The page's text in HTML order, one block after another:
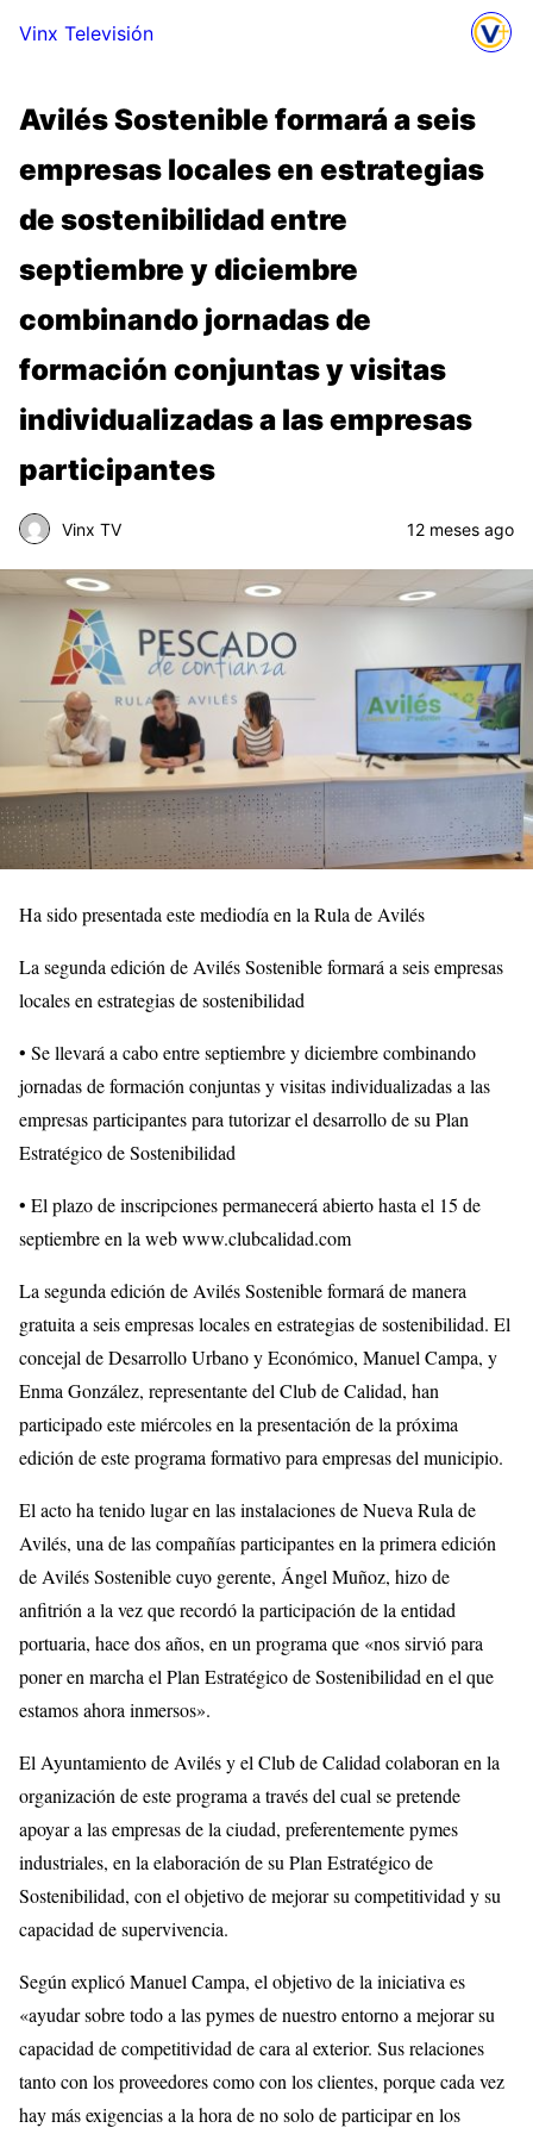
Vinx Televisión
Avilés Sostenible formará a seis
empresas locales en estrategias
de sostenibilidad entre
septiembre y diciembre
combinando jornadas de
formación conjuntas y visitas
individualizadas a las empresas
participantes
Vinx TV 12 meses ago
Ha sido presentada este mediodía en la Rula de Avilés
La segunda edición de Avilés Sostenible formará a seis empresas
locales en estrategias de sostenibilidad
• Se llevará a cabo entre septiembre y diciembre combinando
jornadas de formación conjuntas y visitas individualizadas a las
empresas participantes para tutorizar el desarrollo de su Plan
Estratégico de Sostenibilidad
• El plazo de inscripciones permanecerá abierto hasta el 15 de
septiembre en la web www.clubcalidad.com
La segunda edición de Avilés Sostenible formará de manera
gratuita a seis empresas locales en estrategias de sostenibilidad. El
concejal de Desarrollo Urbano y Económico, Manuel Campa, y
Enma González, representante del Club de Calidad, han
participado este miércoles en la presentación de la próxima
edición de este programa formativo para empresas del municipio.
El acto ha tenido lugar en las instalaciones de Nueva Rula de
Avilés, una de las compañías participantes en la primera edición
de Avilés Sostenible cuyo gerente, Ángel Muñoz, hizo de
anfitrión a la vez que recordó la participación de la entidad
portuaria, hace dos años, en un programa que «nos sirvió para
poner en marcha el Plan Estratégico de Sostenibilidad en el que
estamos ahora inmersos».
El Ayuntamiento de Avilés y el Club de Calidad colaboran en la
organización de este programa a través del cual se pretende
apoyar a las empresas de la ciudad, preferentemente pymes
industriales, en la elaboración de su Plan Estratégico de
Sostenibilidad, con el objetivo de mejorar su competitividad y su
capacidad de supervivencia.
Según explicó Manuel Campa, el objetivo de la iniciativa es
«ayudar sobre todo a las pymes de nuestro entorno a mejorar su
capacidad de competitividad de cara al exterior. Sus relaciones
tanto con los proveedores como con los clientes, porque cada vez
hay más exigencias a la hora de no solo de participar en los